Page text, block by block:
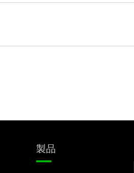
製品